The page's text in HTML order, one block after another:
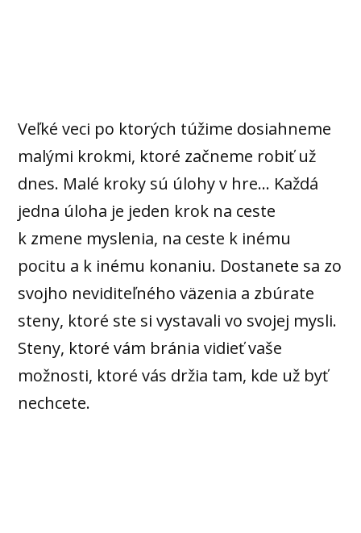
Veľké veci po ktorých túžime dosiahneme
malými krokmi, ktoré začneme robiť už
dnes. Malé kroky sú úlohy v hre... Každá
jedna úloha je jeden krok na ceste
k zmene myslenia, na ceste k inému
pocitu a k inému konaniu. Dostanete sa zo
svojho neviditeľného väzenia a zbúrate
steny, ktoré ste si vystavali vo svojej mysli.
Steny, ktoré vám bránia vidieť vaše
možnosti, ktoré vás držia tam, kde už byť
nechcete.